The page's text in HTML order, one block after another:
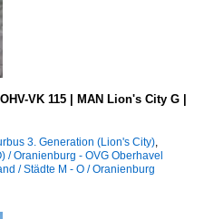
VK 115 | MAN Lion's City G |
3. Generation (Lion's City),
/ Oranienburg - OVG Oberhavel
/ Städte M - O / Oranienburg